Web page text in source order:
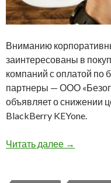
Вниманию
заинтересованы в
компаний с оплатой по
партнеры — ООО
объявляет о снижении
BlackBerry KEYone.
Читать далее Вы
→